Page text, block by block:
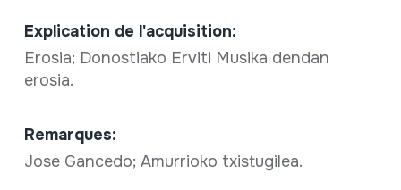
Explication de l'acquisition:
Erosia; Donostiako Erviti Musika dendan
erosia.
Remarques:
Jose Gancedo; Amurrioko txistugilea.